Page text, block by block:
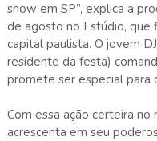
show em SP”, explica a
de agosto no Estúdio, que
capital paulista. O jovem
residente da festa)
promete ser especial para
Com essa ação certeira
acrescenta em seu